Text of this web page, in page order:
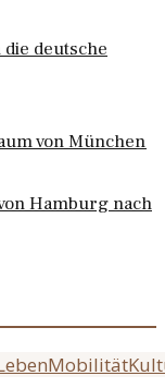
deutsche
von München
Hamburg nach
Mobilität